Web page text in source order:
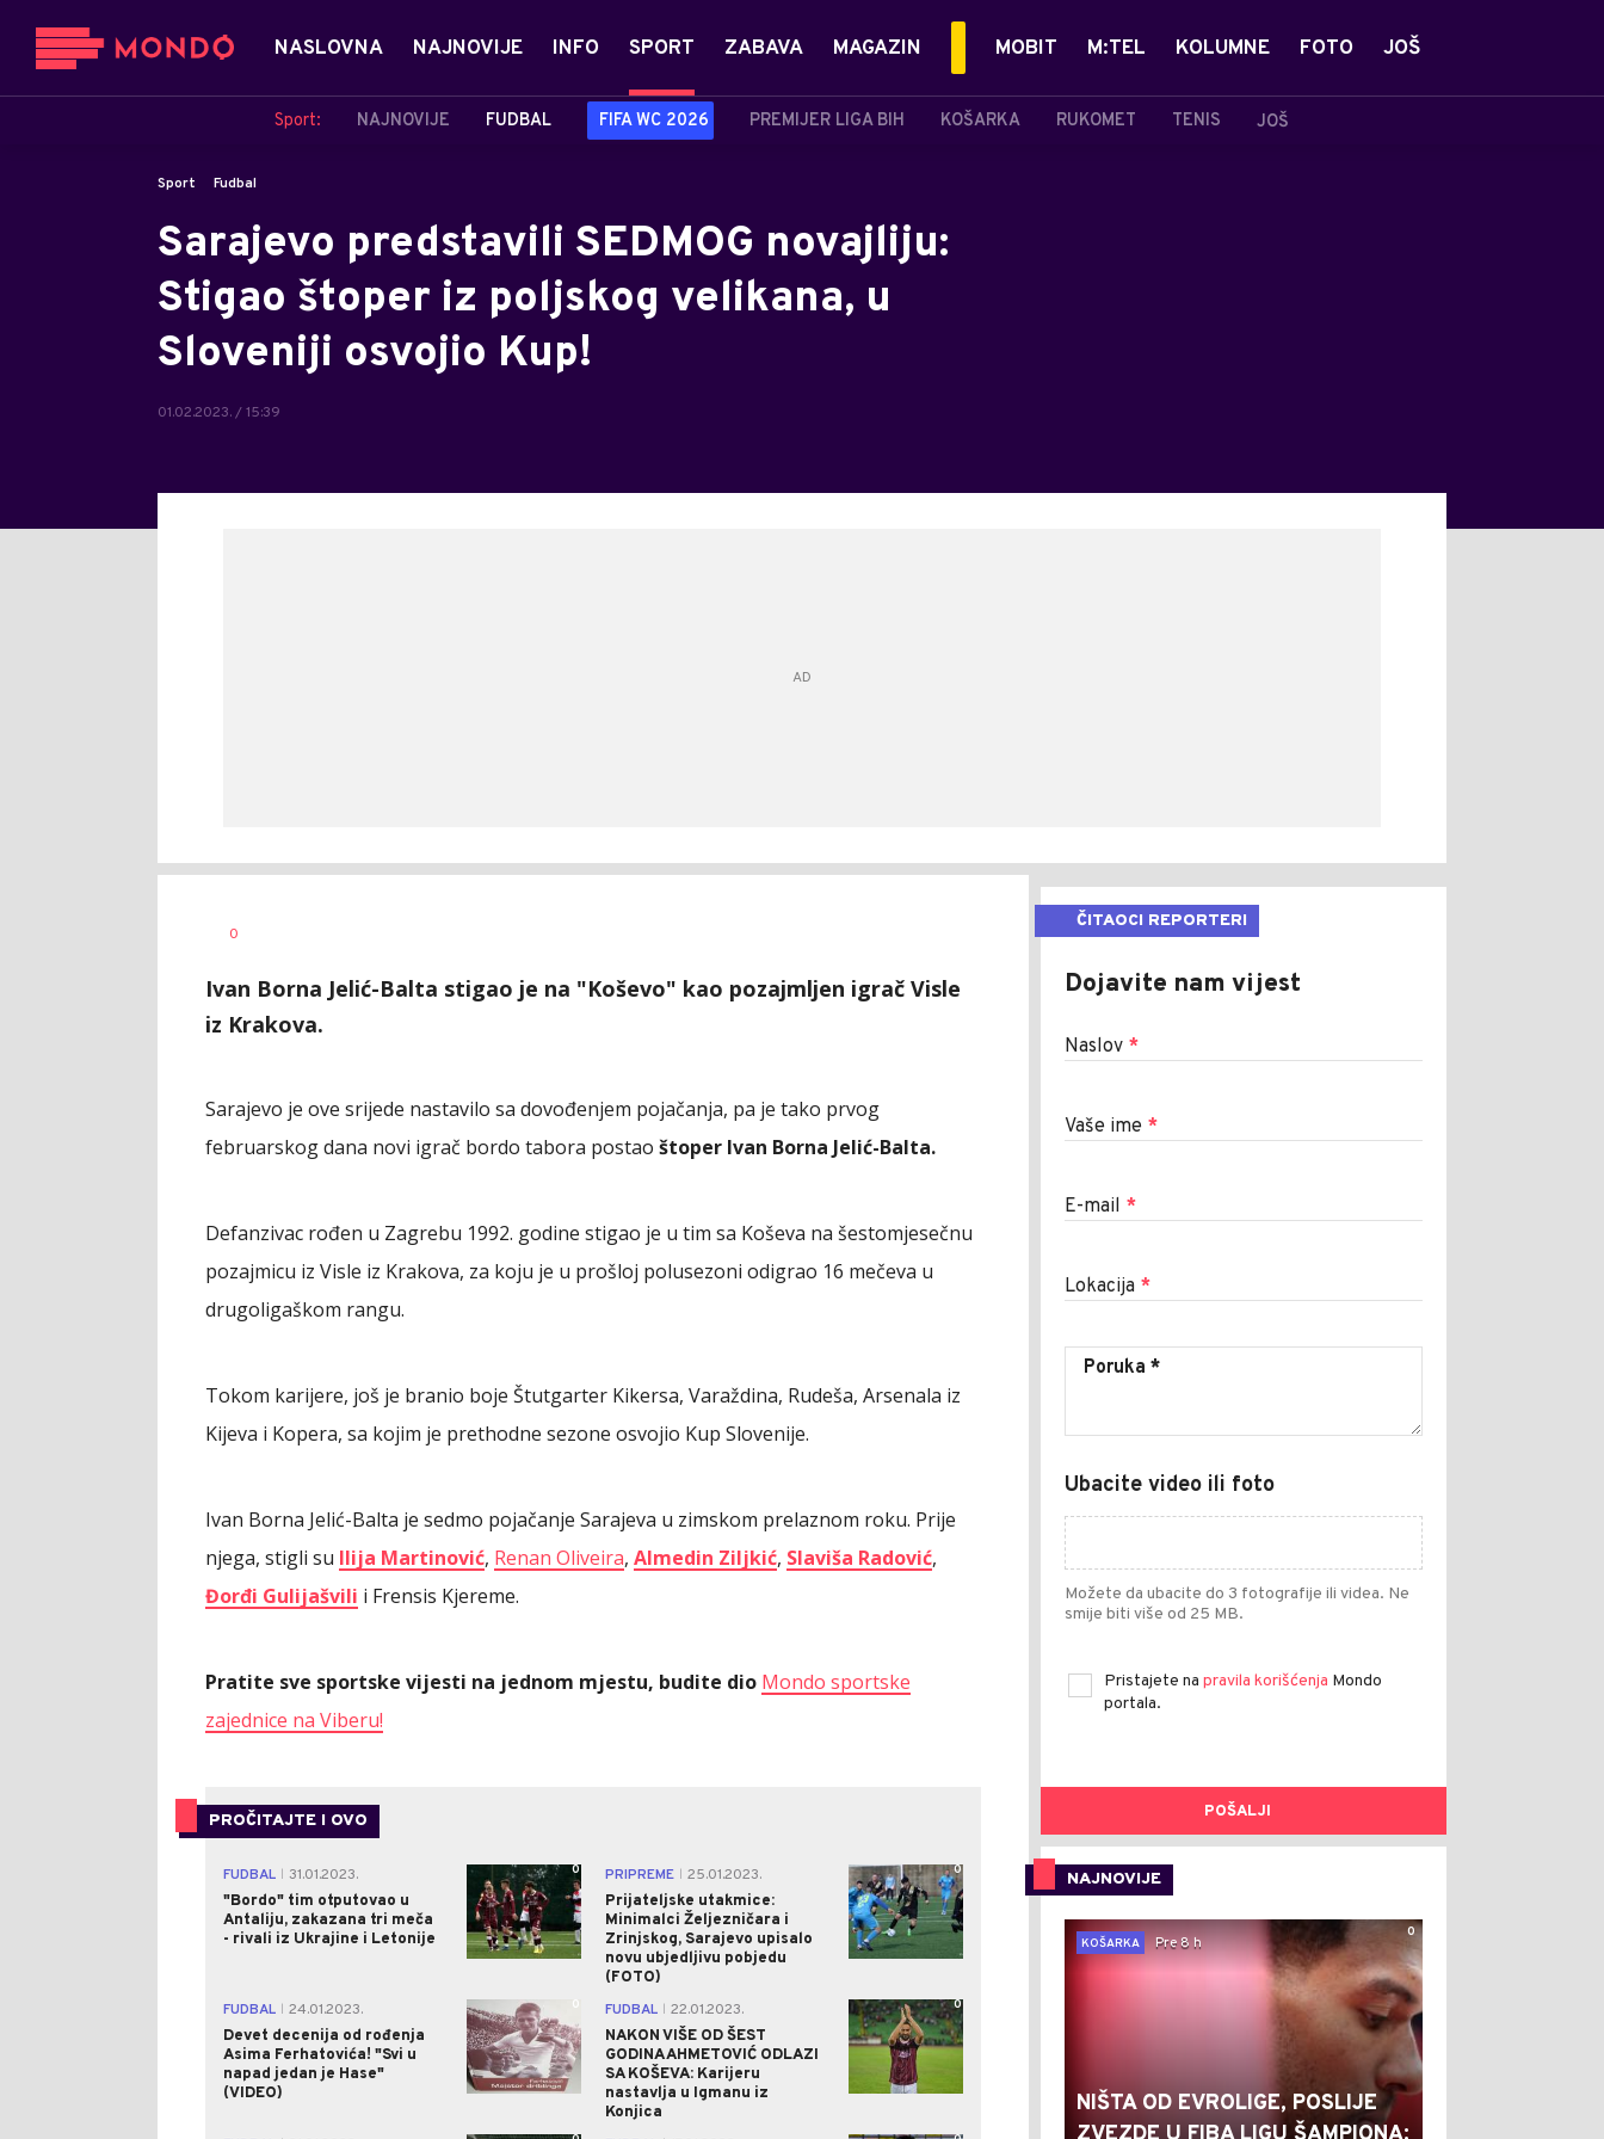
NASLOVNA NAJNOVIJE INFO SPORT
Sport: NAJNOVIJE FUDBAL FIFA WC 2026 PREMIJER LIGA BIH KOŠARKA RUKOMET TENIS JOŠ
ZABAVA MAGAZIN MOBIT M:TEL KOLUMNE FOTO JOŠ
Sport Fudbal
Sarajevo predstavili SEDMOG novajliju:
Stigao štoper iz poljskog velikana, u
Sloveniji osvojio Kup!
01.02.2023. / 15:39
AUTOR
0
Ivan Borna Jelić-Balta stigao je na "Koševo" kao pozajmljen igrač Visle
iz Krakova.
Sarajevo je ove srijede nastavilo sa dovođenjem pojačanja, pa je tako prvog
februarskog dana novi igrač bordo tabora postao štoper Ivan Borna Jelić-Balta.
Defanzivac rođen u Zagrebu 1992. godine stigao je u tim sa Koševa na šestomjesečnu
pozajmicu iz Visle iz Krakova, za koju je u prošloj polusezoni odigrao 16 mečeva u
drugoligaškom rangu.
Tokom karijere, još je branio boje Štutgarter Kikersa, Varaždina, Rudeša, Arsenala iz
Kijeva i Kopera, sa kojim je prethodne sezone osvojio Kup Slovenije.
Ivan Borna Jelić-Balta je sedmo pojačanje Sarajeva u zimskom prelaznom roku. Prije
njega, stigli su Ilija Martinović, Renan Oliveira, Almedin Ziljkić, Slaviša Radović,
Đorđi Gulijašvili i Frensis Kjereme.
Pratite sve sportske vijesti na jednom mjestu, budite dio Mondo sportske
zajednice na Viberu!
PROČITAJTE I OVO
FUDBAL
31.01.2023.
"Bordo" tim otputovao u
Antaliju, zakazana tri meča
- rivali iz Ukrajine i Letonije
0 PRIPREME
25.01.2023.
Prijateljske utakmice:
Minimalci Željezničara i
Zrinjskog, Sarajevo upisalo
novu ubjedljivu pobjedu
(FOTO)
0
FUDBAL
24.01.2023.
Devet decenija od rođenja
Asima Ferhatovića! "Svi u
napad jedan je Hase"
(VIDEO)
0 FUDBAL
22.01.2023.
NAKON VIŠE OD ŠEST
GODINA AHMETOVIĆ ODLAZI
SA KOŠEVA: Karijeru
nastavlja u Igmanu iz
Konjica
0
ČITAOCI REPORTERI
Dojavite nam vijest
Naslov *
Vaše ime *
E-mail *
Lokacija *
Ubacite video ili foto
Možete da ubacite do 3 fotografije ili videa. Ne
smije biti više od 25 MB.
Pristajete na pravila korišćenja Mondo
portala.
POŠALJI
NAJNOVIJE
0
KOŠARKA
Pre 8 h
NIŠTA OD EVROLIGE, POSLIJE